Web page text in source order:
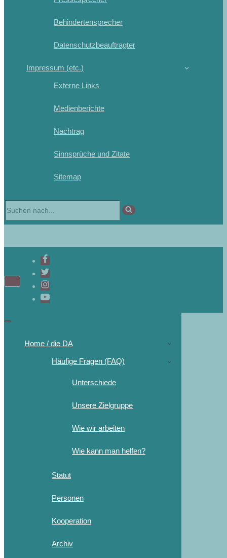
Behindertensprecher
Datenschutzbeauftragter
Impressum (etc.)
Externe Links
Medienberichte
Nachtrag
Sinnsprüche und Zitate
Sitemap
Navigations-
Navigations-
Home / die DA
Häufige Fragen (FAQ)
Unterschiede
Unsere Zielgruppe
Wie wir arbeiten
Wie kann man helfen?
Statut
Personen
Kooperation
Archiv